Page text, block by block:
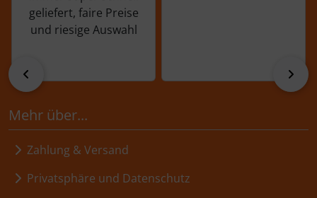
geliefert, faire Preise
und riesige Auswahl
vor
Mehr über...
Zahlung & Versand
Privatsphäre und Datenschutz